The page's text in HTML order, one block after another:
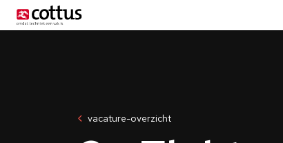
vacature-overzicht